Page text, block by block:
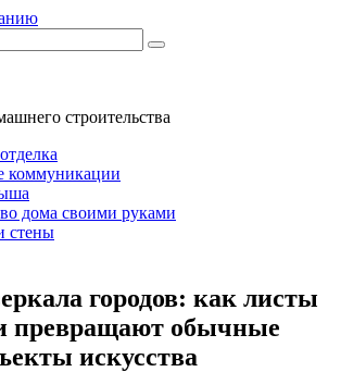
строительства
коммуникации
дома своими руками
стены
городов: как листы
превращают обычные
искусства